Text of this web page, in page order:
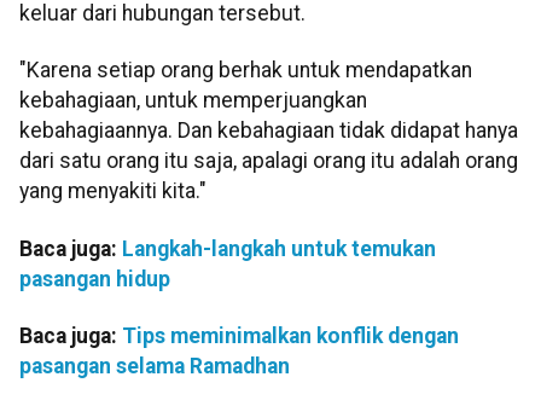
keluar dari hubungan tersebut.
"Karena setiap orang berhak untuk mendapatkan
kebahagiaan, untuk memperjuangkan
kebahagiaannya. Dan kebahagiaan tidak didapat hanya
dari satu orang itu saja, apalagi orang itu adalah orang
yang menyakiti kita."
Baca juga: Langkah-langkah untuk temukan
pasangan hidup
Baca juga: Tips meminimalkan konflik dengan
pasangan selama Ramadhan